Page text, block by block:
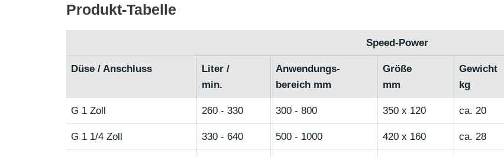
Produkt-Tabelle
Speed-Power
Düse / Anschluss
Liter /
min.
Anwendungs-
bereich mm
Größe
mm
Gewicht
kg
G 1 Zoll 260 - 330 300 - 800 350 x 120 ca. 20
G 1 1/4 Zoll 330 - 640 500 - 1000 420 x 160 ca. 28